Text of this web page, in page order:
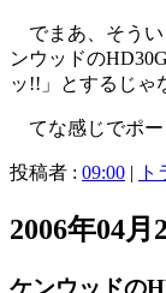
でまあ、そうい
ンウッドの
ッ!!」とするじ
てな感じでポー
投稿者 : 09:00
2006年04月
ケンウッドの